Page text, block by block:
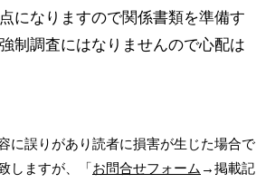
になりますので関係書類を準備す
制調査にはなりませんので心配は
に誤りがあり読者に損害が生じた場合で
しますが、「お問合せフォーム →掲載記